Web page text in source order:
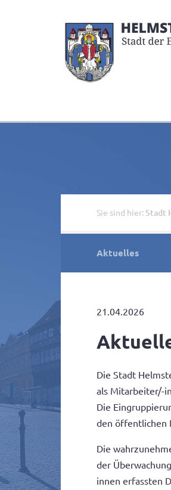
Sie sind hier: Stadt
Aktuelles
21.04.2026
Die Stadt
als Mitarbeiter/-
Die
den öffentlichen
Die
der
innen erfassten